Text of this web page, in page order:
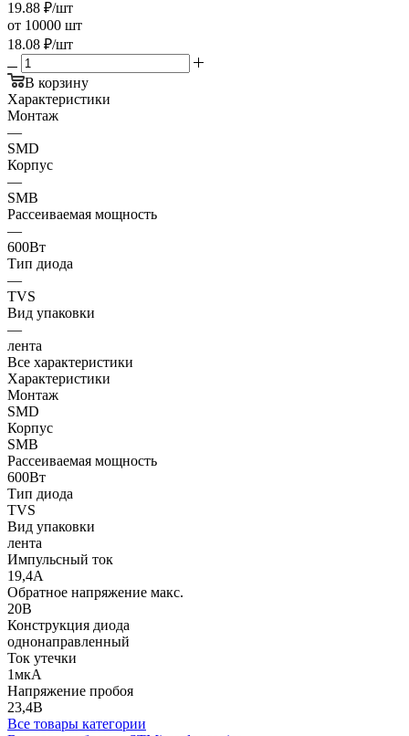
19.88 ₽/шт
от 10000 шт
18.08 ₽/шт
В корзину
Характеристики
Монтаж
—
SMD
Корпус
—
SMB
Рассеиваемая мощность
—
600Вт
Тип диода
—
TVS
Вид упаковки
—
лента
Все характеристики
Характеристики
Монтаж
SMD
Корпус
SMB
Рассеиваемая мощность
600Вт
Тип диода
TVS
Вид упаковки
лента
Импульсный ток
19,4А
Обратное напряжение макс.
20В
Конструкция диода
однонаправленный
Ток утечки
1мкА
Напряжение пробоя
23,4В
Все товары категории